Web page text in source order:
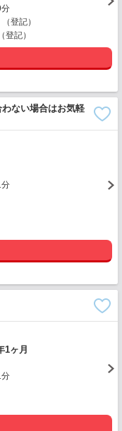
分
登記）
登記）
ない場合はお気軽
分
1ヶ月
分